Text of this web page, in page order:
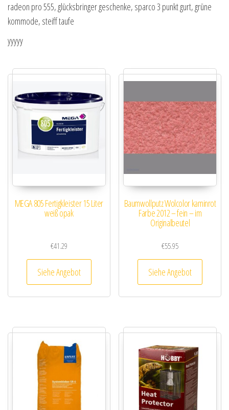
radeon pro 555, glücksbringer geschenke, sparco 3 punkt gurt, grüne
kommode, steiff taufe
yyyyy
MEGA 805 Fertigkleister 15 Liter
weiß opak
€41.29
Siehe Angebot
Baumwollputz Wolcolor kaminrot
Farbe 2012 – fein – im
Originalbeutel
€55.95
Siehe Angebot